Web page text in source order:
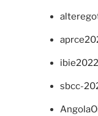
sbcc-